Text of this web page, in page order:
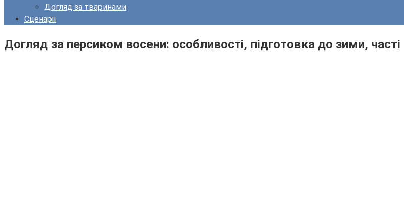
Догляд за тваринами
Сценарії
Догляд за персиком восени: особливості, підготовка до зими,